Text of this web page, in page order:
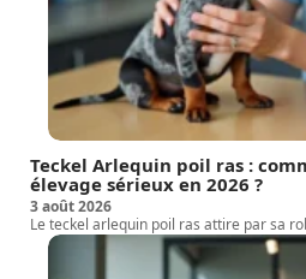
Teckel Arlequin poil ras :
élevage sérieux en 2026 ?
3 août 2026
Le teckel arlequin poil ras attire par sa